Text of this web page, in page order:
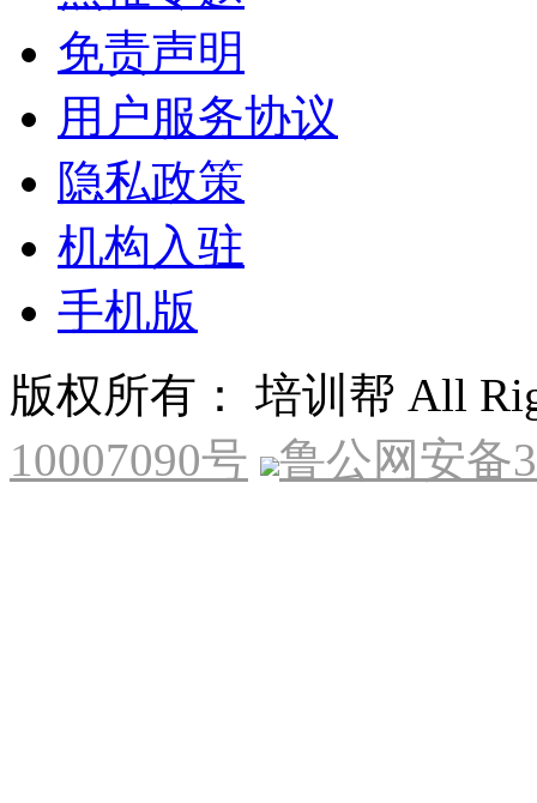
免责声明
用户服务协议
隐私政策
机构入驻
手机版
版权所有： 培训帮 All
10007090号
鲁公网安备